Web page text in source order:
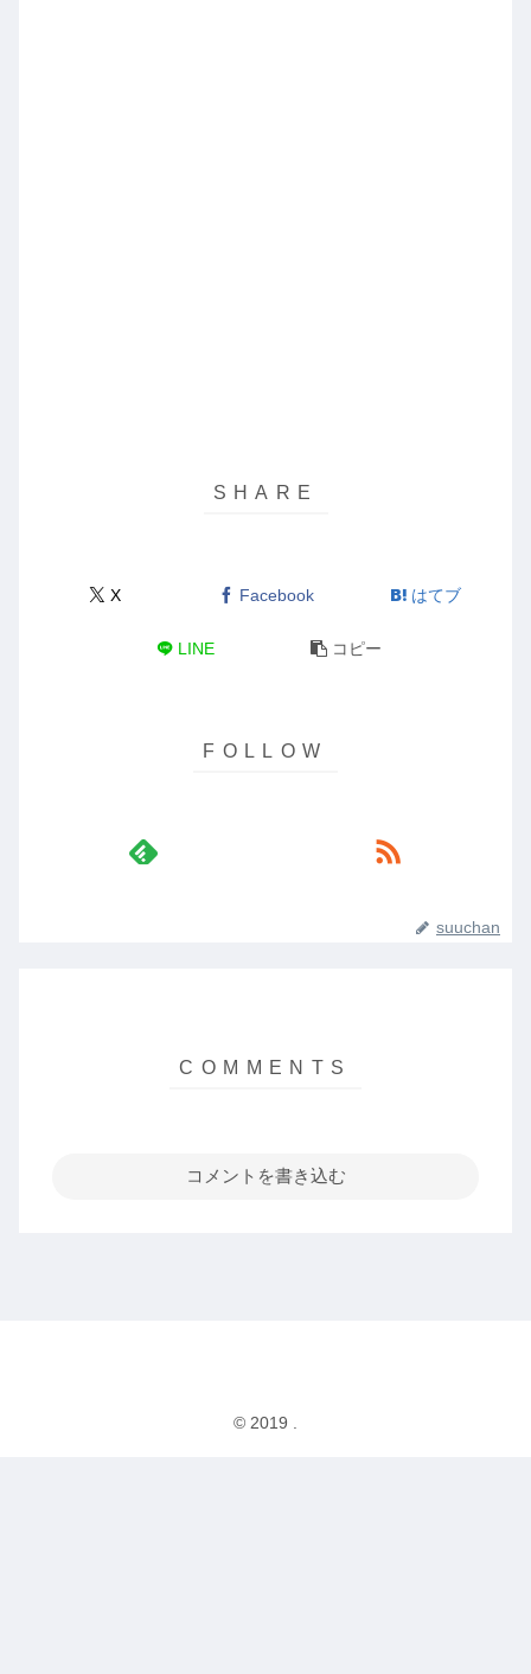
X Facebook はてブ
LINE コピー
suuchan
コメントを書き込む
© 2019 .